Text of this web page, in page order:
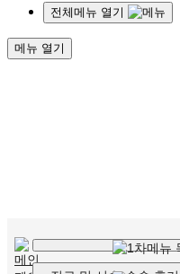
전체메뉴 열기
메뉴 열기